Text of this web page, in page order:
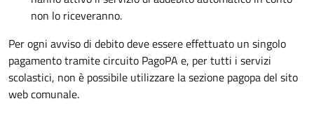
non lo riceveranno.
Per ogni avviso di debito deve essere effettuato un singolo
pagamento tramite circuito PagoPA e, per tutti i servizi
scolastici, non è possibile utilizzare la sezione pagopa del sito
web comunale.